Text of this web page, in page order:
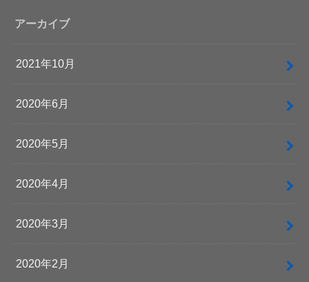
アーカイブ
2021年10月
2020年6月
2020年5月
2020年4月
2020年3月
2020年2月